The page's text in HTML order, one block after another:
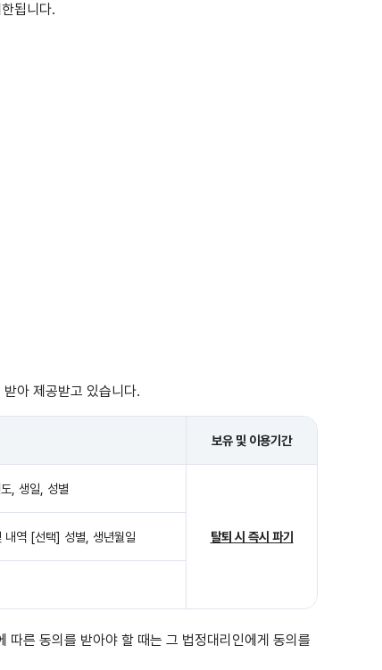
됩니다.
아 제공받고 있습니다.
보유 및 이용기간
, 생일, 성별
탈퇴 시 즉시 파기
내역 [선택] 성별, 생년월일
른 동의를 받아야 할 때는 그 법정대리인에게 동의를